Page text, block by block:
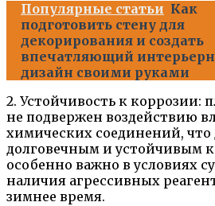
Популярные статьи Как
подготовить стену для
декорирования и создать
впечатляющий
дизайн своими руками
2. Устойчивость к коррозии:
не подвержен воздействию
химических соединений, что
долговечным и устойчивым
особенно важно в условиях
наличия агрессивных
зимнее время.